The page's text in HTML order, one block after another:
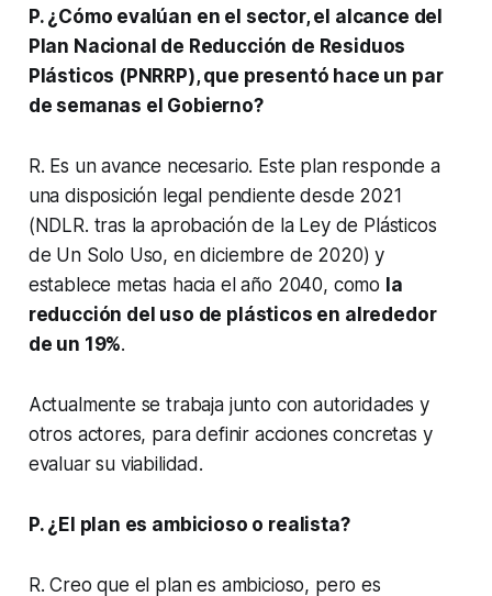
P. ¿Cómo evalúan en el sector, el alcance del
Plan Nacional de Reducción de Residuos
Plásticos (PNRRP), que presentó hace un par
de semanas el Gobierno?
R. Es un avance necesario. Este plan responde a
una disposición legal pendiente desde 2021
(NDLR. tras la aprobación de la Ley de Plásticos
de Un Solo Uso, en diciembre de 2020) y
establece metas hacia el año 2040, como la
reducción del uso de plásticos en alrededor
de un 19%.
Actualmente se trabaja junto con autoridades y
otros actores, para definir acciones concretas y
evaluar su viabilidad.
P. ¿El plan es ambicioso o realista?
R. Creo que el plan es ambicioso, pero es